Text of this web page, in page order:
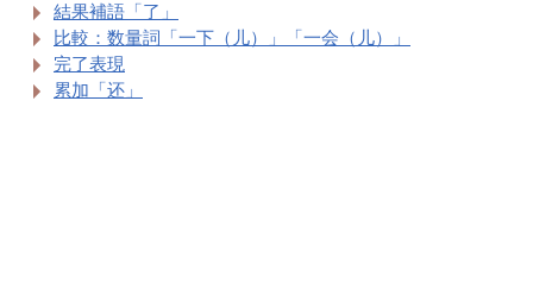
結果補語「了」
比較：数量詞「一下（儿）」「一会（儿）」
完了表現
累加「还」